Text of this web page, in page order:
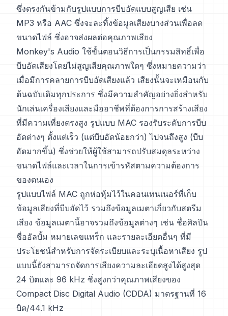
ซึ่งตรงกันข้ามกับรูปแบบการบีบอัดแบบสูญเสีย เช่น
MP3 หรือ AAC ซึ่งจะละทิ้งข้อมูลเสียงบางส่วนเพื่อลด
ขนาดไฟล์ ซึ่งอาจส่งผลต่อคุณภาพเสียง
Monkey's Audio ใช้ขั้นตอนวิธีการเป็นกรรมสิทธิ์เพื่อ
บีบอัดเสียงโดยไม่สูญเสียคุณภาพใดๆ ซึ่งหมายความว่า
เมื่อมีการคลายการบีบอัดเสียงแล้ว เสียงนั้นจะเหมือนกับ
ต้นฉบับเดิมทุกประการ ซึ่งมีความสำคัญอย่างยิ่งสำหรับ
นักเล่นเครื่องเสียงและมืออาชีพที่ต้องการการสร้างเสียง
ที่มีความเที่ยงตรงสูง รูปแบบ MAC รองรับระดับการบีบ
อัดต่างๆ ตั้งแต่เร็ว (แต่บีบอัดน้อยกว่า) ไปจนถึงสูง (บีบ
อัดมากขึ้น) ซึ่งช่วยให้ผู้ใช้สามารถปรับสมดุลระหว่าง
ขนาดไฟล์และเวลาในการเข้ารหัสตามความต้องการ
ของตนเอง
รูปแบบไฟล์ MAC ถูกห่อหุ้มไว้ในคอนเทนเนอร์ที่เก็บ
ข้อมูลเสียงที่บีบอัดไว้ รวมถึงข้อมูลเมตาเกี่ยวกับสตรีม
เสียง ข้อมูลเมตานี้อาจรวมถึงข้อมูลต่างๆ เช่น ชื่อศิลปิน
ชื่ออัลบั้ม หมายเลขแทร็ก และรายละเอียดอื่นๆ ที่มี
ประโยชน์สำหรับการจัดระเบียบและระบุเนื้อหาเสียง รูป
แบบนี้ยังสามารถจัดการเสียงความละเอียดสูงได้สูงสุด
24 บิตและ 96 kHz ซึ่งสูงกว่าคุณภาพเสียงของ
Compact Disc Digital Audio (CDDA) มาตรฐานที่ 16
บิต/44.1 kHz